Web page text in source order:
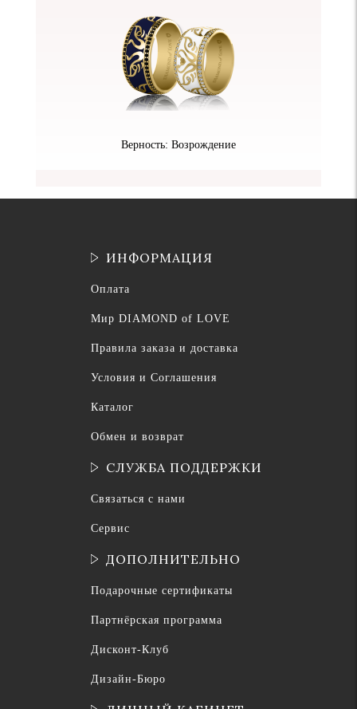
Верность: Возрождение
ИНФОРМАЦИЯ
Оплата
Мир DIAMOND of LOVE
Правила заказа и доставка
Условия и Соглашения
Каталог
Обмен и возврат
СЛУЖБА ПОДДЕРЖКИ
Связаться с нами
Сервис
ДОПОЛНИТЕЛЬНО
Подарочные сертификаты
Партнёрская программа
Дисконт-Клуб
Дизайн-Бюро